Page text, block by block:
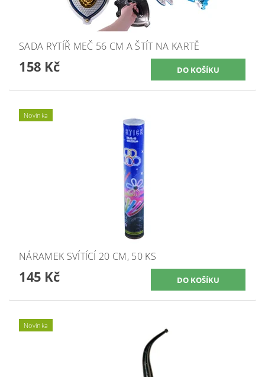
SADA RYTÍŘ MEČ 56 CM A ŠTÍT NA KARTĚ
158 Kč
Novinka
NÁRAMEK SVÍTÍCÍ 20 CM, 50 KS
145 Kč
Novinka